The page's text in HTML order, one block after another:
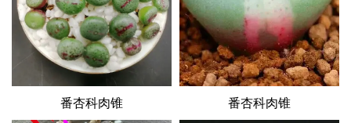
番杏科肉锥 番杏科肉锥